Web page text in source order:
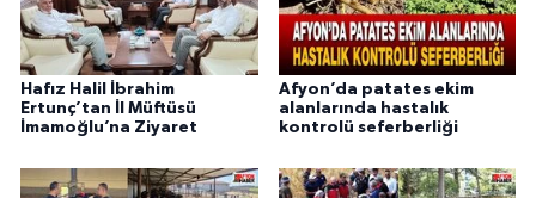
Hafız Halil İbrahim
Ertunç’tan İl Müftüsü
İmamoğlu’na Ziyaret
Afyon’da patates ekim
alanlarında hastalık
kontrolü seferberliği